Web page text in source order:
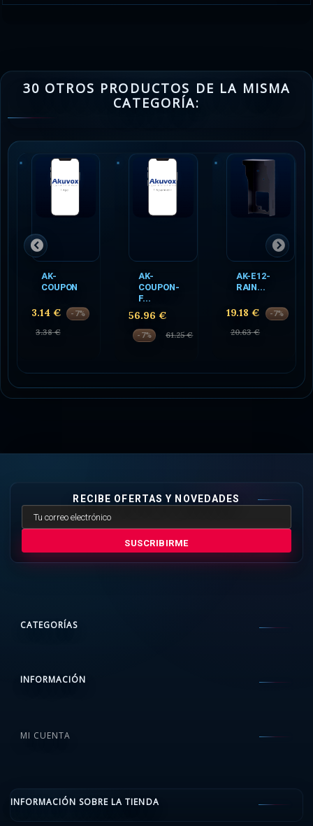
30 OTROS PRODUCTOS DE LA MISMA
CATEGORÍA:
AK-
COUPON
3.14 € -7%
3.38 €
AK-
COUPON-
F...
56.96 €
-7% 61.25 €
AK-E12-
RAIN...
19.18 € -7%
20.63 €
RECIBE OFERTAS Y NOVEDADES
SUSCRIBIRME
CATEGORÍAS
INFORMACIÓN
MI CUENTA
INFORMACIÓN SOBRE LA TIENDA